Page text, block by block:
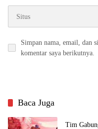
Simpan nama, email, dan
komentar saya berikutnya.
Baca Juga
Tim